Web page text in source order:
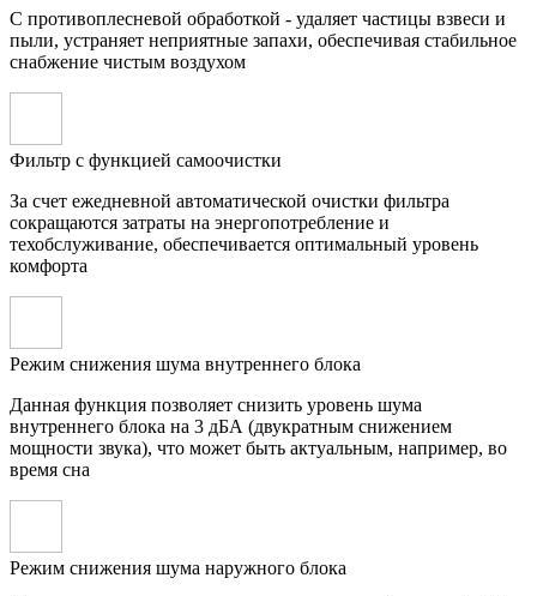
С противоплесневой обработкой - удаляет частицы взвеси и
пыли, устраняет неприятные запахи, обеспечивая стабильное
снабжение чистым воздухом
Фильтр с функцией самоочистки
За счет ежедневной автоматической очистки фильтра
сокращаются затраты на энергопотребление и
техобслуживание, обеспечивается оптимальный уровень
комфорта
Режим снижения шума внутреннего блока
Данная функция позволяет снизить уровень шума
внутреннего блока на 3 дБА (двукратным снижением
мощности звука), что может быть актуальным, например, во
время сна
Режим снижения шума наружного блока